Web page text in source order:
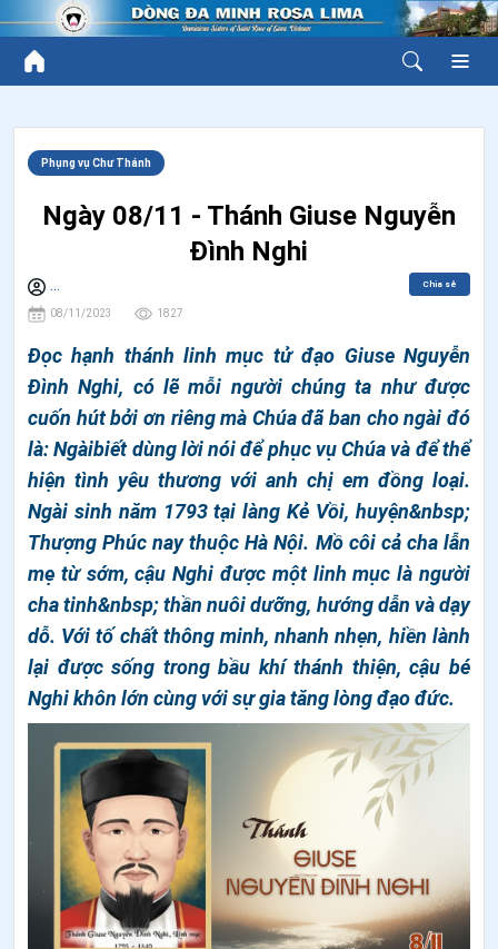
Phụng vụ Chư Thánh
Ngày 08/11 - Thánh Giuse Nguyễn
Đình Nghi
...
08/11/2023 1827
Chia sẻ
Đọc hạnh thánh linh mục tử đạo Giuse Nguyễn
Đình Nghi, có lẽ mỗi người chúng ta như được
cuốn hút bởi ơn riêng mà Chúa đã ban cho ngài đó
là: Ngàibiết dùng lời nói để phục vụ Chúa và để thể
hiện tình yêu thương với anh chị em đồng loại.
Ngài sinh năm 1793 tại làng Kẻ Vồi, huyện&nbsp;
Thượng Phúc nay thuộc Hà Nội. Mồ côi cả cha lẫn
mẹ từ sớm, cậu Nghi được một linh mục là người
cha tinh&nbsp; thần nuôi dưỡng, hướng dẫn và dạy
dỗ. Với tố chất thông minh, nhanh nhẹn, hiền lành
lại được sống trong bầu khí thánh thiện, cậu bé
Nghi khôn lớn cùng với sự gia tăng lòng đạo đức.